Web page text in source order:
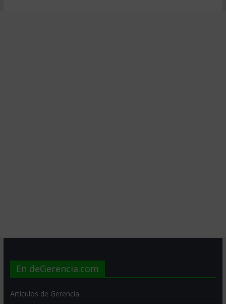
En deGerencia.com
Artículos de Gerencia